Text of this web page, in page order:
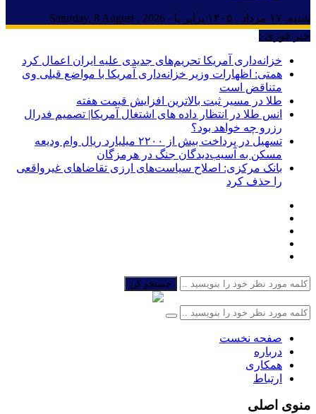
شنبه, ۱۷ مرداد , ۱۴۰۵ برابر با - Saturday, 8 August , 2026
خبر فوری :
خزانه‌داری آمریکا تحریم‌های جدیدی علیه ایران اعمال کرد
همتی: اظهارات وزیر خزانه‌داری آمریکا با مواضع قبلی وی
متناقض است
طلا در مسیر ثبت بالاترین افزایش قیمت هفته
انس طلا در انتظار داده های اشتغال آمریکا| تصمیم فدرال
رزرو چه خواهد بود؟
تسهیل در پرداخت بیش از ۲۲۰۰ میلیارد ریال وام ودیعه
مسکن به آسیب‌دیدگان جنگ در هرمزگان
بانک مرکزی: اصلاح سیاست‌های ارزی تقاضاهای غیرواقعی
را حذف کرد
جستجو کن
صفحه نخست
درباره
همکاری
ارتباط
منوی اصلی